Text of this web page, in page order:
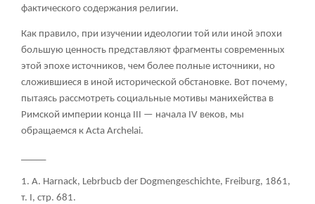
фактического содержания религии.
Как правило, при изучении идеологии той или иной эпохи
большую ценность представляют фрагменты современных
этой эпохе источников, чем более полные источники, но
сложившиеся в иной исторической обстановке. Вот почему,
пытаясь рассмотреть социальные мотивы манихейства в
Римской империи конца III — начала IV веков, мы
обращаемся к Acta Archelai.
1. А. Harnack, Lebrbucb der Dogmengeschichte, Freiburg, 1861,
т. I, стр. 681.